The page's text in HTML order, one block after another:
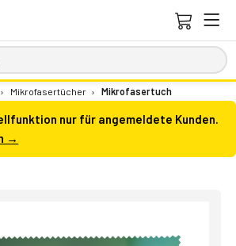
› Mikrofasertücher › Mikrofasertuch
nur für angemeldete Kunden.
→